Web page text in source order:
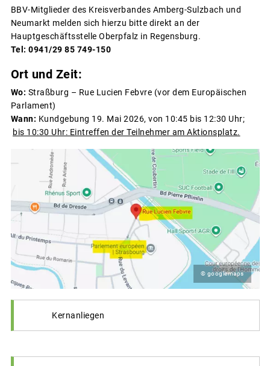
BBV-Mitglieder des Kreisverbandes Amberg-Sulzbach und
Neumarkt melden sich hierzu bitte direkt an der
Hauptgeschäftsstelle Oberpfalz in Regensburg.
Tel: 0941/29 85 749-150
Ort und Zeit:
Wo: Straßburg – Rue Lucien Febvre (vor dem Europäischen
Parlament)
Wann: Kundgebung 19. Mai 2026, von 10:45 bis 12:30 Uhr;
bis 10:30 Uhr: Eintreffen der Teilnehmer am Aktionsplatz.
© googlemaps
Kernanliegen